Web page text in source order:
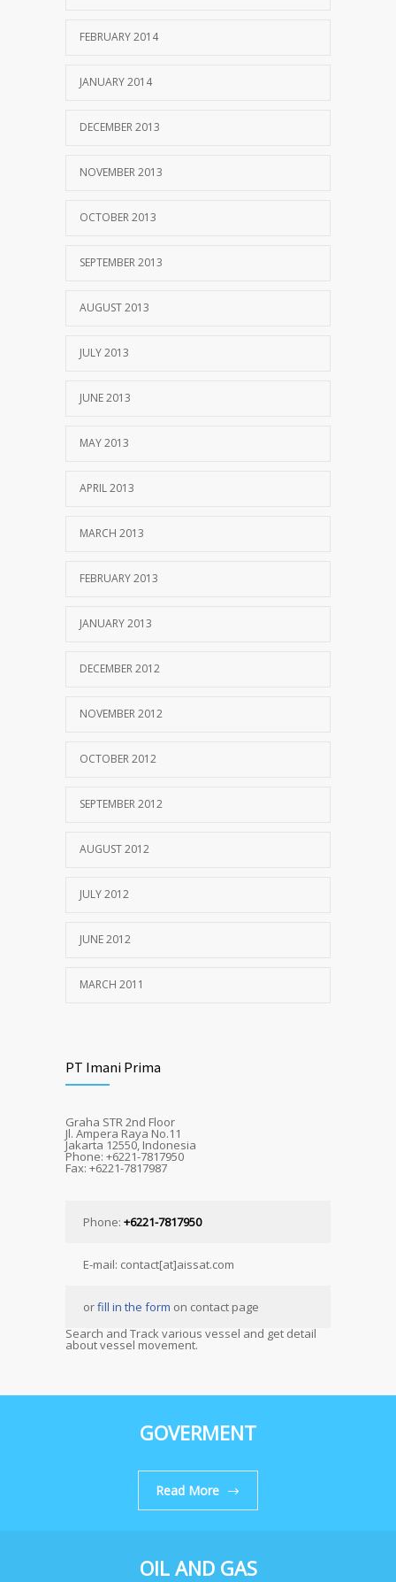
FEBRUARY 2014
JANUARY 2014
DECEMBER 2013
NOVEMBER 2013
OCTOBER 2013
SEPTEMBER 2013
AUGUST 2013
JULY 2013
JUNE 2013
MAY 2013
APRIL 2013
MARCH 2013
FEBRUARY 2013
JANUARY 2013
DECEMBER 2012
NOVEMBER 2012
OCTOBER 2012
SEPTEMBER 2012
AUGUST 2012
JULY 2012
JUNE 2012
MARCH 2011
PT Imani Prima
Graha STR 2nd Floor
Jl. Ampera Raya No.11
Jakarta 12550, Indonesia
Phone: +6221-7817950
Fax: +6221-7817987
Phone: +6221-7817950
E-mail: contact[at]aissat.com
orfill in the form on contact page
Search and Track various vessel and get detail
about vessel movement.
GOVERMENT
Read More
OIL AND GAS